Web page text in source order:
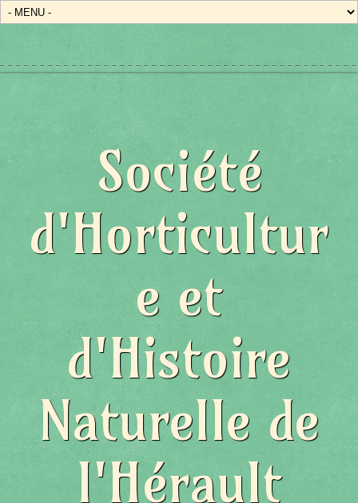
Société
d'Horticultur
e et
d'Histoire
Naturelle de
l'Hérault